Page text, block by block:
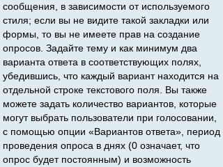
сообщения, в зависимости от используемого
стиля; если вы не видите такой закладки или
формы, то вы не имеете прав на создание
опросов. Задайте тему и как минимум два
варианта ответа в соответствующих полях,
убедившись, что каждый вариант находится на
отдельной строке текстового поля. Вы также
можете задать количество вариантов, которые
могут выбрать пользователи при голосовании,
с помощью опции «Вариантов ответа», период
проведения опроса в днях (0 означает, что
опрос будет постоянным) и возможность